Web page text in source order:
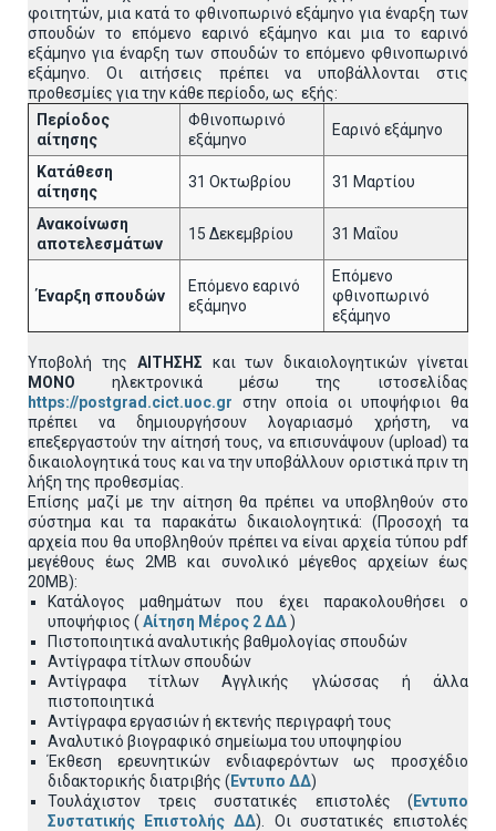
φοιτητών, μια κατά το φθινοπωρινό εξάμηνο για έναρξη των
σπουδών το επόμενο εαρινό εξάμηνο και μια το εαρινό
εξάμηνο για έναρξη των σπουδών το επόμενο φθινοπωρινό
εξάμηνο. Οι αιτήσεις πρέπει να υποβάλλονται στις
προθεσμίες για την κάθε περίοδο, ως εξής:
Περίοδος
αίτησης
Φθινοπωρινό
εξάμηνο
Εαρινό εξάμηνο
Κατάθεση
αίτησης
31 Οκτωβρίου 31 Μαρτίου
Ανακοίνωση
αποτελεσμάτων
15 Δεκεμβρίου 31 Μαΐου
Έναρξη σπουδών
Επόμενο εαρινό
εξάμηνο
Επόμενο
φθινοπωρινό
εξάμηνο
Υποβολή της ΑΙΤΗΣΗΣ και των δικαιολογητικών γίνεται
MONO ηλεκτρονικά μέσω της ιστοσελίδας
https://postgrad.cict.uoc.gr στην οποία οι υποψήφιοι θα
πρέπει να δημιουργήσουν λογαριασμό χρήστη, να
επεξεργαστούν την αίτησή τους, να επισυνάψουν (upload) τα
δικαιολογητικά τους και να την υποβάλλουν οριστικά πριν τη
λήξη της προθεσμίας.
Επίσης μαζί με την αίτηση θα πρέπει να υποβληθούν στο
σύστημα και τα παρακάτω δικαιολογητικά: (Προσοχή τα
αρχεία που θα υποβληθούν πρέπει να είναι αρχεία τύπου pdf
μεγέθους έως 2ΜΒ και συνολικό μέγεθος αρχείων έως
20ΜΒ):
Κατάλογος μαθημάτων που έχει παρακολουθήσει ο
υποψήφιος ( Αίτηση Μέρος 2 ΔΔ)
Πιστοποιητικά αναλυτικής βαθμολογίας σπουδών
Αντίγραφα τίτλων σπουδών
Αντίγραφα τίτλων Αγγλικής γλώσσας ή άλλα
πιστοποιητικά
Αντίγραφα εργασιών ή εκτενής περιγραφή τους
Αναλυτικό βιογραφικό σημείωμα του υποψηφίου
Έκθεση ερευνητικών ενδιαφερόντων ως προσχέδιο
διδακτορικής διατριβής ( Εντυπο ΔΔ)
Τουλάχιστον τρεις συστατικές επιστολές ( Εντυπο
Συστατικής Επιστολής ΔΔ). Οι συστατικές επιστολές